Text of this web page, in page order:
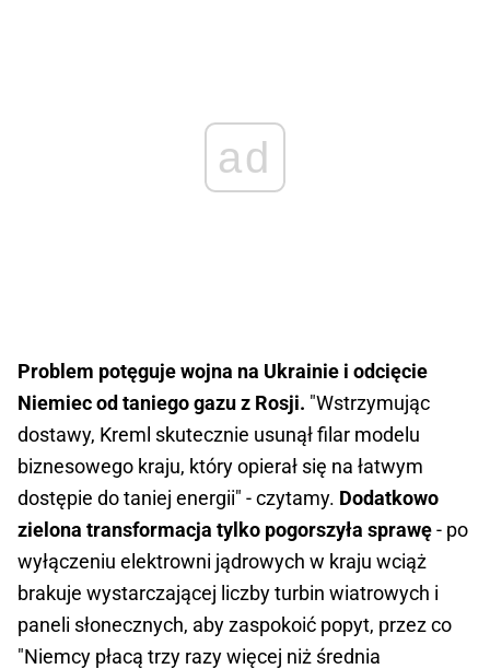
ad
Problem potęguje wojna na Ukrainie i odcięcie
Niemiec od taniego gazu z Rosji. "Wstrzymując
dostawy, Kreml skutecznie usunął filar modelu
biznesowego kraju, który opierał się na łatwym
dostępie do taniej energii" - czytamy. Dodatkowo
zielona transformacja tylko pogorszyła sprawę- po
wyłączeniu elektrowni jądrowych w kraju wciąż
brakuje wystarczającej liczby turbin wiatrowych i
paneli słonecznych, aby zaspokoić popyt, przez co
"Niemcy płacą trzy razy więcej niż średnia